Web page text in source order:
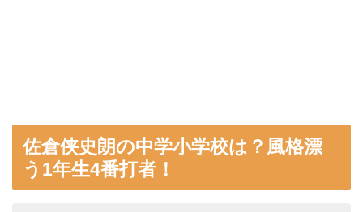
佐倉侠史朗の中学小学校は？風格漂
う1年生4番打者！